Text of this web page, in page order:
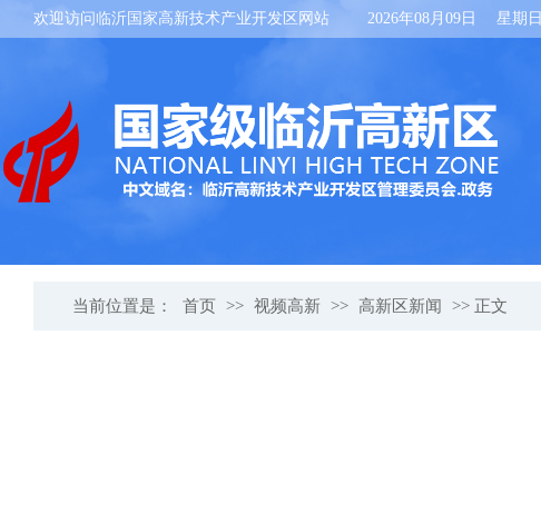
欢迎访问临沂国家高新技术产业开发区网站 2026年08月09日 星期日
当前位置是： 首页 >> 视频高新 >> 高新区新闻 >> 正文